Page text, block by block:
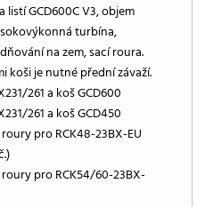
listí GCD600C V3, objem
turbína,
na zem, sací roura.
koši je nutné přední závaží.
261 a koš GCD600
261 a koš GCD450
pro RCK48-23BX-EU
pro RCK54/60-23BX-